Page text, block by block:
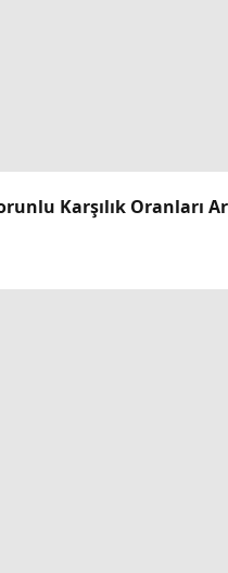
Karşılık Oranları